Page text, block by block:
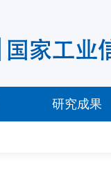
研究成果